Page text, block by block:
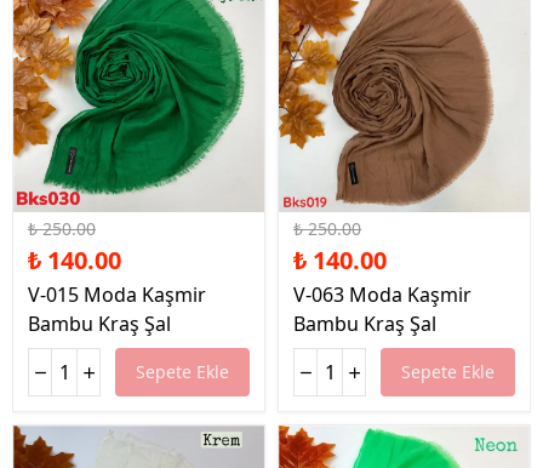
%44 İndirim
₺ 250.00
₺ 140.00
V-015 Moda Kaşmir
Bambu Kraş Şal
Sepete Ekle
%44 İndirim
₺ 250.00
₺ 140.00
V-063 Moda Kaşmir
Bambu Kraş Şal
Sepete Ekle